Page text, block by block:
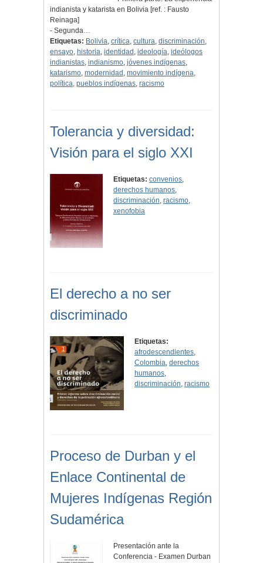
indianista y katarista en Bolivia [ref. : Fausto
Reinaga]
- Segunda…
Etiquetas: Bolivia, crítica, cultura, discriminación,
ensayo, historia, identidad , ideología, ideólogos
indianistas, indianismo, jóvenes indígenas,
katarismo, modernidad , movimiento indígena,
política, pueblos indígenas, racismo
Tolerancia y diversidad:
Visión para el siglo XXI
Etiquetas: convenios,
derechos humanos,
discriminación,racismo,
xenofobia
El derecho a no ser
discriminado
Etiquetas:
afrodescendientes,
Colombia, derechos
humanos,
discriminación, racismo
Proceso de Durban y el
Enlace Continental de
Mujeres Indígenas Región
Sudamérica
Presentación ante la
Conferencia - Examen Durban